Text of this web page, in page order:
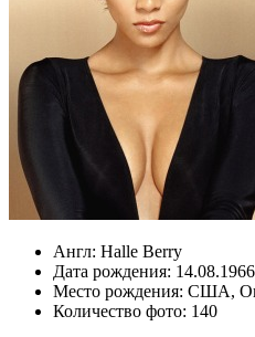
Англ: Halle Berry
Дата рождения: 14.08.1966
Место рождения: США,
Количество фото: 140